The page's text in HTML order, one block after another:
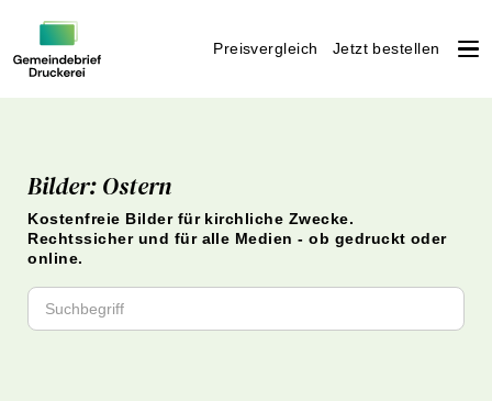
Preisvergleich Jetzt bestellen
Bilder: Ostern
Kostenfreie Bilder für kirchliche Zwecke.
Rechtssicher und für alle Medien - ob gedruckt oder
online.